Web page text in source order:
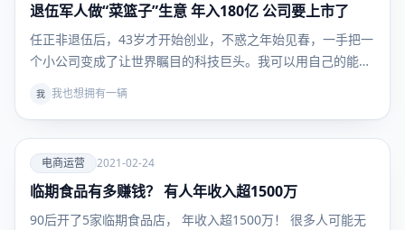
电商运
营
退伍军人做“菜篮子”生意 年入180亿 公司要上市了
任正非退伍后，43岁才开始创业，不惑之年始见春，一手把一
个小公司变成了让世界瞩目的科技巨头。我可以用自己的能
我 我也想拥有一辆
爱
电商运
营
电商运营 2021-02-24
临期食品有多赚钱？ 有人年收入超1500万
90后开了5家临期食品店， 年收入超1500万！ 很多人可能无